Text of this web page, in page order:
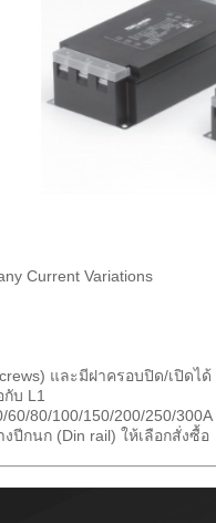
Current Variations
และมีฝาครอบปิด/เปิดได้
บ L1
80/100/150/200/250/300A
ปีกนก (Din rail) ให้เลือกสั่งซื้อ